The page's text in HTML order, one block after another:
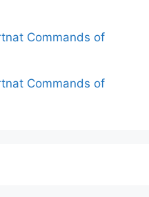
Commands of
Commands of